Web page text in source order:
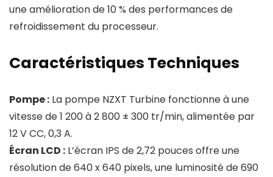
une amélioration de 10 % des performances de
refroidissement du processeur.
Caractéristiques Techniques
Pompe : La pompe NZXT Turbine fonctionne à une
vitesse de 1 200 à 2 800 ± 300 tr/min, alimentée par
12 V CC, 0,3 A.
Écran LCD : L’écran IPS de 2,72 pouces offre une
résolution de 640 x 640 pixels, une luminosité de 690